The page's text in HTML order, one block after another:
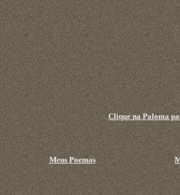
Clique na Paloma
Meus Poemas